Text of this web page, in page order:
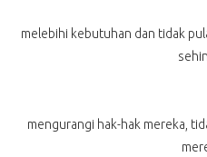
melebihi kebutuhan dan tidak
mengurangi hak-hak mereka,